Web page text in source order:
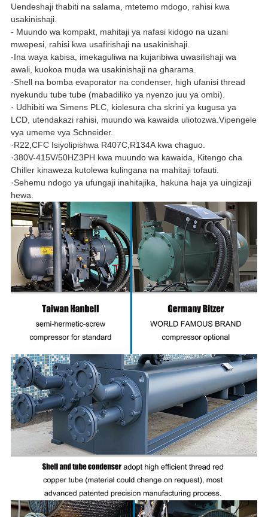
Uendeshaji thabiti na salama, mtetemo mdogo, rahisi kwa
usakinishaji.
- Muundo wa kompakt, mahitaji ya nafasi kidogo na uzani
mwepesi, rahisi kwa usafirishaji na usakinishaji.
-Ina waya kabisa, imekaguliwa na kujaribiwa uwasilishaji wa
awali, kuokoa muda wa usakinishaji na gharama.
·Shell na bomba evaporator na condenser, high ufanisi thread
nyekundu tube tube (mabadiliko ya nyenzo juu ya ombi).
· Udhibiti wa Simens PLC, kiolesura cha skrini ya kugusa ya
LCD, utendakazi rahisi, muundo wa kawaida uliotozwa.Vipengele
vya umeme vya Schneider.
·R22,CFC Isiyolipishwa R407C,R134A kwa chaguo.
·380V-415V/50HZ3PH kwa muundo wa kawaida, Kitengo cha
Chiller kinaweza kutolewa kulingana na mahitaji tofauti.
·Sehemu ndogo ya ufungaji inahitajika, hakuna haja ya uingizaji
hewa.